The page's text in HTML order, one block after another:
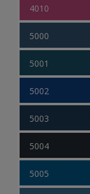
4010
5000
5001
5002
5003
5004
5005